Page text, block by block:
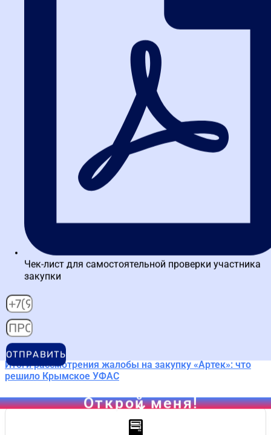
Контракты с единственным поставщиком по 44-ФЗ с 1
июля 2026: новый порядок включения в реестр
Установка сертификатов Минцифры для ЕИС с 4 июля
2026: полная инструкция
Новые правила работы в ЕИС с 1 июля 2026: что
меняется для заказчиков и поставщиков
Итоги рассмотрения жалобы на закупку «Артек»: что
решило Крымское УФАС
Чек-лист для самостоятельной проверки участника
закупки
ОТПРАВИТЬ
Открой меня!